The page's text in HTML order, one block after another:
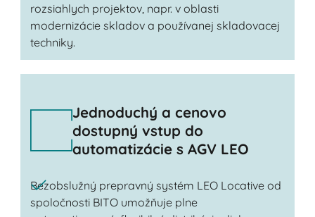
rozsiahlych projektov, napr. v oblasti
modernizácie skladov a používanej skladovacej
techniky.
Jednoduchý a cenovo
dostupný vstup do
automatizácie s AGV LEO
Bezobslužný prepravný systém LEO Locative od
spoločnosti BITO umožňuje plne